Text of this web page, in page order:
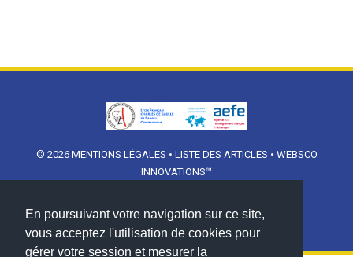
En poursuivant votre navigation sur ce site,
vous acceptez l'utilisation de cookies pour
gérer votre session et mesurer la
© 2026 MENTIONS LÉGALES • LISTE DES ARTICLES • WEBSCO
INNOVATIONS™